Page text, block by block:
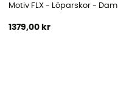
Motiv FLX - Löparskor - Dam
1379,00 kr